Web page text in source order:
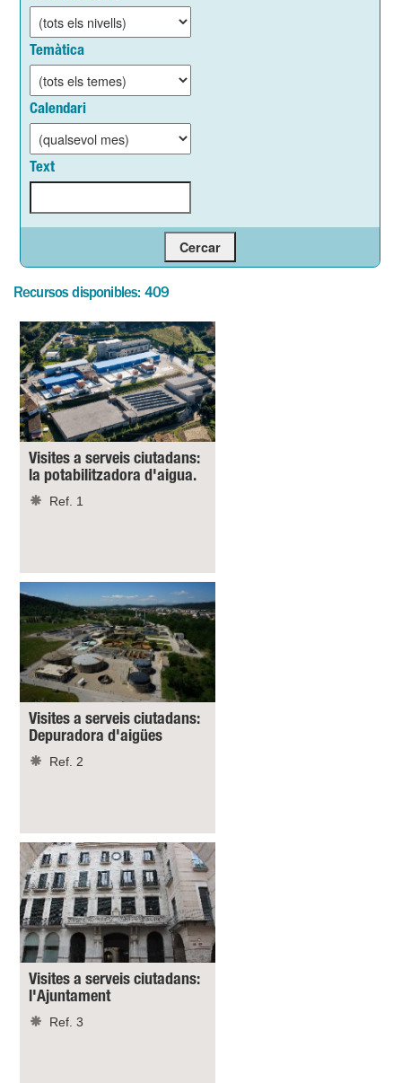
Temàtica
Calendari
Text
Recursos disponibles: 409
Visites a serveis ciutadans:
la potabilitzadora d'aigua.
Ref. 1
Visites a serveis ciutadans:
Depuradora d'aigües
Ref. 2
Visites a serveis ciutadans:
l'Ajuntament
Ref. 3